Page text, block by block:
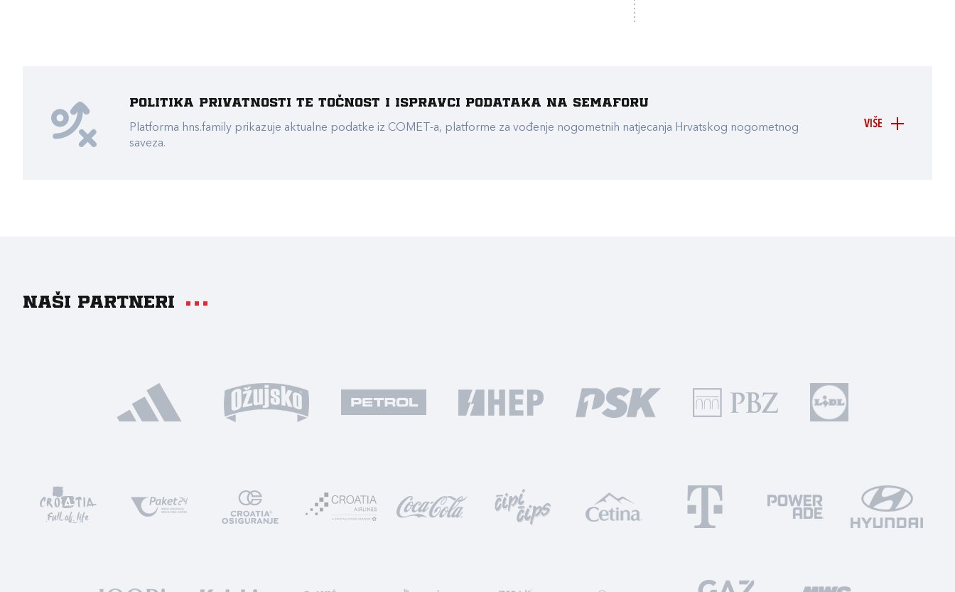
VIŠE
Politika privatnosti te točnost i ispravci podataka na Semaforu
Platforma hns.family prikazuje aktualne podatke iz COMET-a, platforme za vođenje nogometnih natjecanja Hrvatskog nogometnog
saveza.
Naši partneri